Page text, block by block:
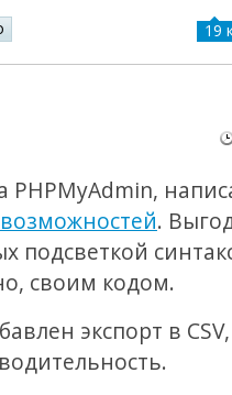
19
PHPMyAdmin,
.
подсветкой
своим кодом.
экспорт в